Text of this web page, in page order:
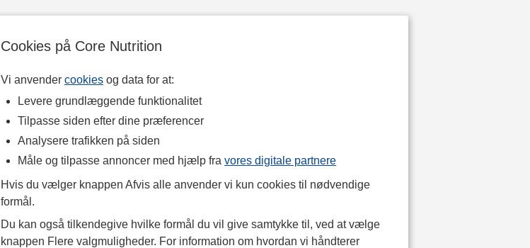
Cookies på Core Nutrition
Vi anvender cookies og data for at:
Levere grundlæggende funktionalitet
Tilpasse siden efter dine præferencer
Analysere trafikken på siden
Måle og tilpasse annoncer med hjælp fra vores digitale partnere
Hvis du vælger knappen Afvis alle anvender vi kun cookies til nødvendige
formål.
Du kan også tilkendegive hvilke formål du vil give samtykke til, ved at vælge
knappen Flere valgmuligheder. For information om hvordan vi håndterer